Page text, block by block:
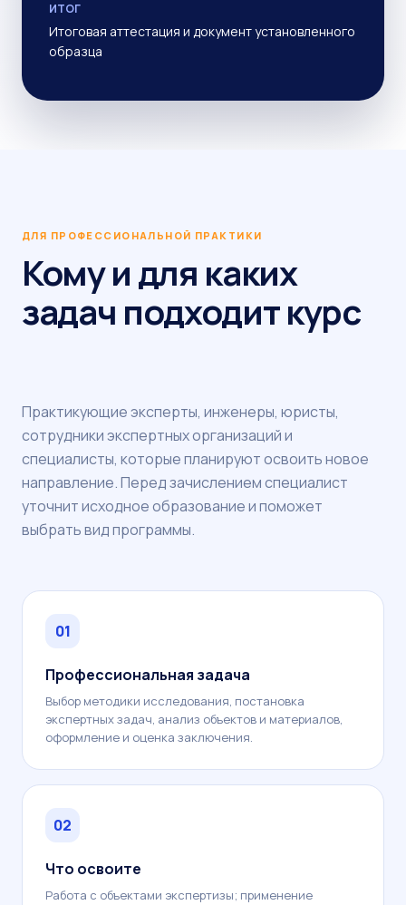
ИТОГ
Итоговая аттестация и документ установленного
образца
ДЛЯ ПРОФЕССИОНАЛЬНОЙ ПРАКТИКИ
Кому и для каких
задач подходит курс
Практикующие эксперты, инженеры, юристы,
сотрудники экспертных организаций и
специалисты, которые планируют освоить новое
направление. Перед зачислением специалист
уточнит исходное образование и поможет
выбрать вид программы.
01
Профессиональная задача
Выбор методики исследования, постановка
экспертных задач, анализ объектов и материалов,
оформление и оценка заключения.
02
Что освоите
Работа с объектами экспертизы; применение